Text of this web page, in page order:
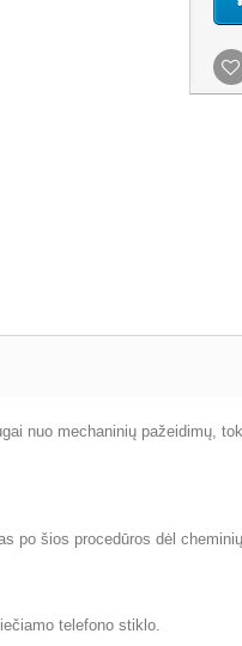
nuo mechaninių pažeidimų,
po šios procedūros dėl
telefono stiklo.